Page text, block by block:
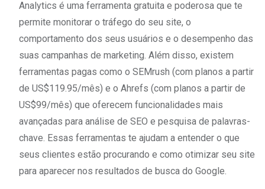
Analytics é uma ferramenta gratuita e poderosa que te
permite monitorar o tráfego do seu site, o
comportamento dos seus usuários e o desempenho das
suas campanhas de marketing. Além disso, existem
ferramentas pagas como o SEMrush (com planos a partir
de US$119.95/mês) e o Ahrefs (com planos a partir de
US$99/mês) que oferecem funcionalidades mais
avançadas para análise de SEO e pesquisa de palavras-
chave. Essas ferramentas te ajudam a entender o que
seus clientes estão procurando e como otimizar seu site
para aparecer nos resultados de busca do Google.